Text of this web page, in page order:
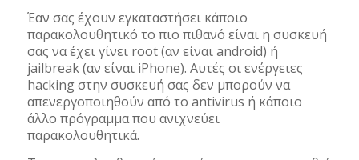
Έαν σας έχουν εγκαταστήσει κάποιο
παρακολουθητικό το πιο πιθανό είναι η συσκευή
σας να έχει γίνει root (αν είναι android) ή
jailbreak (αν είναι iPhone). Αυτές οι ενέργειες
hacking στην συσκευή σας δεν μπορούν να
απενεργοποιηθούν από το antivirus ή κάποιο
άλλο πρόγραμμα που ανιχνεύει
παρακολουθητικά.